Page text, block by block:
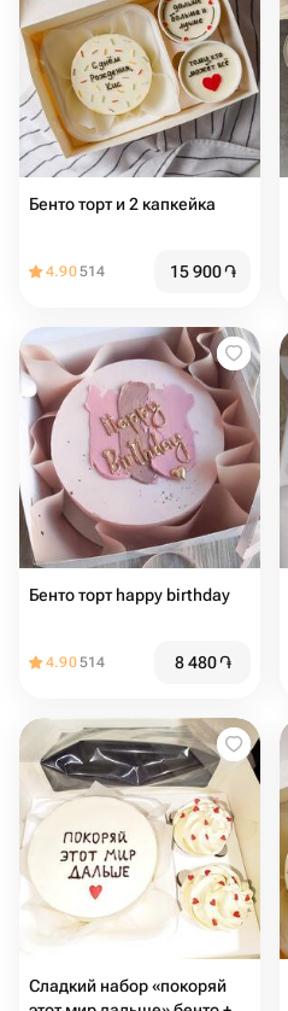
Бенто торт и 2 капкейка
4.90514 15 900֏
Бенто торт happy birthday
4.90514 8 480֏
Сладкий набор «покоряй